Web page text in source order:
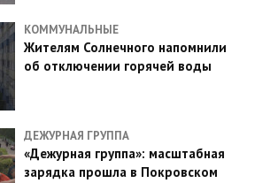
КОММУНАЛЬНЫЕ
Жителям Солнечного напомнили
об отключении горячей воды
ДЕЖУРНАЯ ГРУППА
«Дежурная группа»: масштабная
зарядка прошла в Покровском